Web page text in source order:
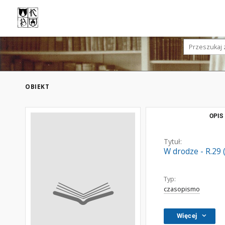
OBIEKT
OPIS
Tytuł:
W drodze - R.29
Typ:
czasopismo
Więcej